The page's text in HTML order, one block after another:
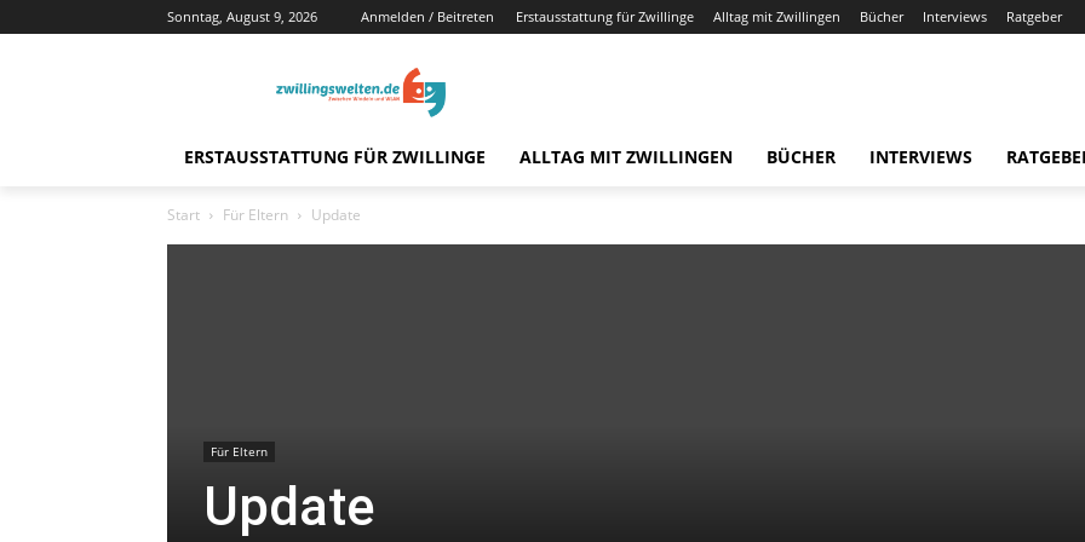
Sonntag, August 9, 2026 Anmelden / Beitreten Erstausstattung für Zwillinge Alltag mit Zwillingen Bücher Interviews Ratgeber
ERSTAUSSTATTUNG FÜR ZWILLINGE ALLTAG MIT ZWILLINGEN BÜCHER INTERVIEWS
Start Für Eltern Update
Für Eltern
Update